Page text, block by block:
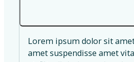
Lorem ipsum dolor sit
amet suspendisse amet